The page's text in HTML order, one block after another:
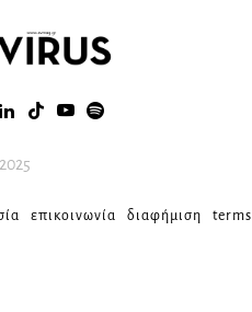
επικοινωνία διαφήμιση